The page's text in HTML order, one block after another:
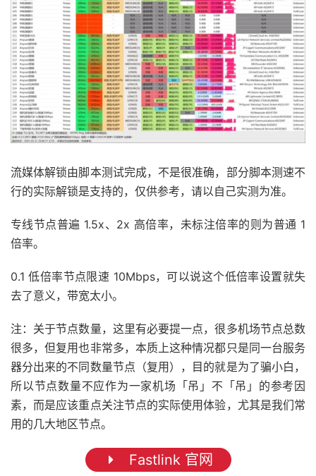
流媒体解锁由脚本测试完成，不是很准确，部分脚本测速不
行的实际解锁是支持的，仅供参考，请以自己实测为准。
专线节点普遍 1.5x、2x 高倍率，未标注倍率的则为普通 1
倍率。
0.1 低倍率节点限速 10Mbps，可以说这个低倍率设置就失
去了意义，带宽太小。
注：关于节点数量，这里有必要提一点，很多机场节点总数
很多，但复用也非常多，本质上这种情况都只是同一台服务
器分出来的不同数量节点（复用），目的就是为了骗小白，
所以节点数量不应作为一家机场「吊」不「吊」的参考因
素，而是应该重点关注节点的实际使用体验，尤其是我们常
用的几大地区节点。
Fastlink 官网